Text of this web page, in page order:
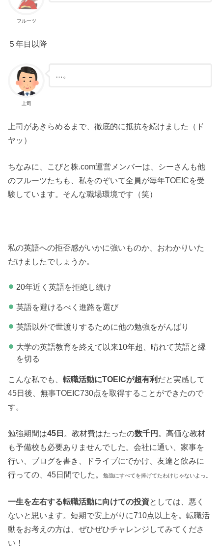
フルーツ
５年目以降
上司
…。
上司があきらめるまで、徹底的に抵抗を続けました（ド
ヤッ）
ちなみに、こびと株.com運営メンバーは、シーさんも他
のフルーツたちも、私をのぞいて全員が毎年TOEICを受
験しています。そんな職場環境です（笑）
私の英語への拒否感がいかに強いものか、おわかりいた
だけましたでしょうか。
20年近く英語を拒絶し続け
英語を避けるべく進路を選び
英語以外で世渡りするために他の勉強をがんばり
大学の英語教育を終えて以来10年超、晴れて英語と縁
を切る
こんな私でも、転職活動にTOEICが超有利 だと実感して
45日後、無事TOEIC730点を取得することができたので
す。
勉強期間は45日 。教材費はたったの数千円 。高価な教材
も予備校も必要ありませんでした。会社に通い、家事を
行い、ブログを書き、ドライブにでかけ、友達と飲みに
行っての、45日間でした。勉強にすべてを捧げてたわけじゃないよっ。
一生を左右する転職活動に向けての投資としては、悪く
ないと思います。短期で安上がりに710点以上を。転職活
動をお考えの方は、ぜひぜひチャレンジしてみてくださ
い！